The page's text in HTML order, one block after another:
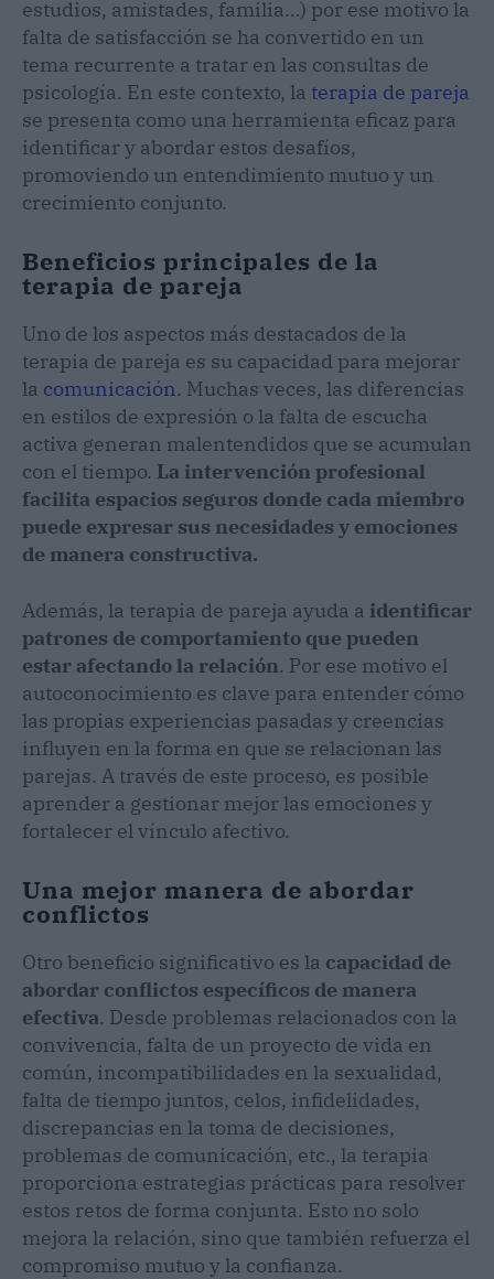
estudios, amistades, familia…) por ese motivo la
falta de satisfacción se ha convertido en un
tema recurrente a tratar en las consultas de
psicología. En este contexto, la terapia de pareja
se presenta como una herramienta eficaz para
identificar y abordar estos desafíos,
promoviendo un entendimiento mutuo y un
crecimiento conjunto.
Beneficios principales de la
terapia de pareja
Uno de los aspectos más destacados de la
terapia de pareja es su capacidad para mejorar
la comunicación. Muchas veces, las diferencias
en estilos de expresión o la falta de escucha
activa generan malentendidos que se acumulan
con el tiempo. La intervención profesional
facilita espacios seguros donde cada miembro
puede expresar sus necesidades y emociones
de manera constructiva.
Además, la terapia de pareja ayuda a identificar
patrones de comportamiento que pueden
estar afectando la relación. Por ese motivo el
autoconocimiento es clave para entender cómo
las propias experiencias pasadas y creencias
influyen en la forma en que se relacionan las
parejas. A través de este proceso, es posible
aprender a gestionar mejor las emociones y
fortalecer el vínculo afectivo.
Una mejor manera de abordar
conflictos
Otro beneficio significativo es la capacidad de
abordar conflictos específicos de manera
efectiva. Desde problemas relacionados con la
convivencia, falta de un proyecto de vida en
común, incompatibilidades en la sexualidad,
falta de tiempo juntos, celos, infidelidades,
discrepancias en la toma de decisiones,
problemas de comunicación, etc., la terapia
proporciona estrategias prácticas para resolver
estos retos de forma conjunta. Esto no solo
mejora la relación, sino que también refuerza el
compromiso mutuo y la confianza.